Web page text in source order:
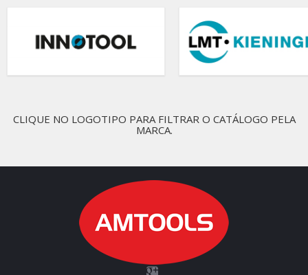
CLIQUE NO LOGOTIPO PARA FILTRAR O CATÁLOGO PELA
MARCA.